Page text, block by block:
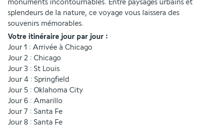
monuments incontournables. Entre paysages urbains et
splendeurs de la nature, ce voyage vous laissera des
souvenirs mémorables.
Votre itinéraire jour par jour :
Jour 1 : Arrivée à Chicago
Jour 2 : Chicago
Jour 3 : St Louis
Jour 4 : Springfield
Jour 5 : Oklahoma City
Jour 6 : Amarillo
Jour 7 : Santa Fe
Jour 8 : Santa Fe